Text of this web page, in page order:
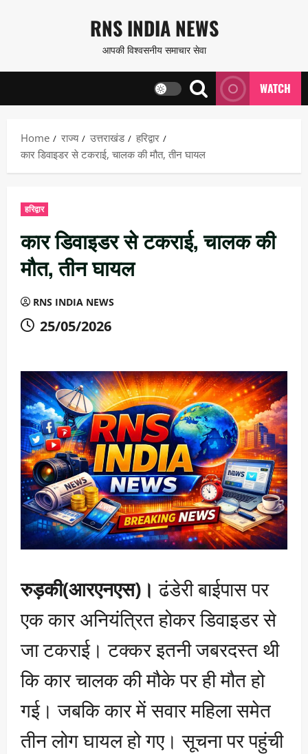
content
RNS INDIA NEWS
आपकी विश्वसनीय समाचार सेवा
WATCH
Home राज्य उत्तराखंड
हरिद्वार
कार डिवाइडर से टकराई, चालक की मौत, तीन घायल
हरिद्वार
कार डिवाइडर से टकराई, चालक की
मौत, तीन घायल
RNS INDIA NEWS
25/05/2026
रुड़की(आरएनएस)। ढंडेरी बाईपास पर
एक कार अनियंत्रित होकर डिवाइडर से
जा टकराई। टक्कर इतनी जबरदस्त थी
कि कार चालक की मौके पर ही मौत हो
गई। जबकि कार में सवार महिला समेत
तीन लोग घायल हो गए। सूचना पर पहुंची